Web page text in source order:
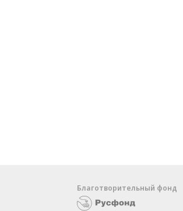
Благотворительный фонд